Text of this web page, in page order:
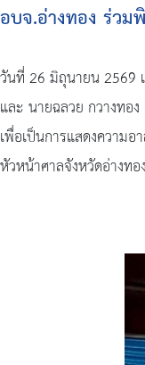
อบจ.อ่างทอง ร่วม
วันที่ 26 มิถุนายน 2569
และ นายฉลวย กวางทอ
เพื่อเป็นการแสดงความ
หัวหน้าศาลจังหวัดอ่างท